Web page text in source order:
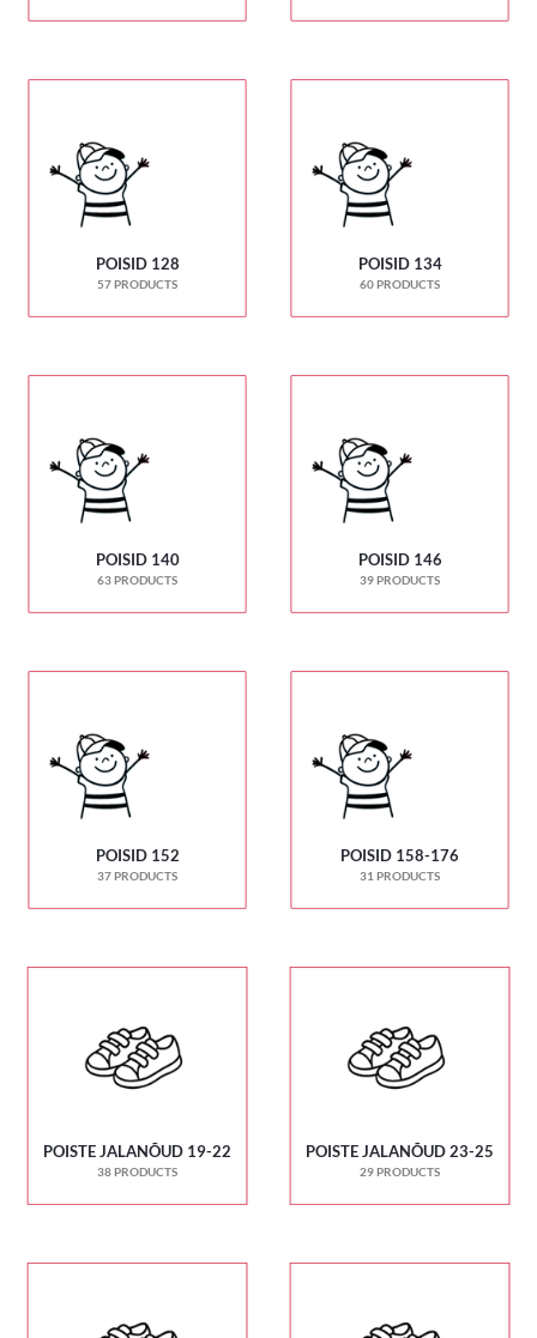
POISID 128
57 PRODUCTS
POISID 134
60 PRODUCTS
POISID 140
63 PRODUCTS
POISID 146
39 PRODUCTS
POISID 152
37 PRODUCTS
POISID 158-176
31 PRODUCTS
POISTE JALANÕUD 19-22
38 PRODUCTS
POISTE JALANÕUD 23-25
29 PRODUCTS